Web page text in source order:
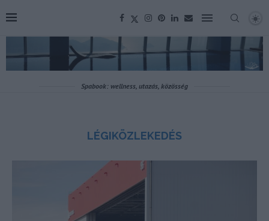
Spabook: wellness, utazás, közösség
LÉGIKÖZLEKEDÉS